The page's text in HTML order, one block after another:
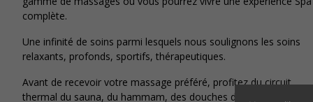
complète.
Une infinité de soins parmi lesquels nous soulignons les soins
relaxants, profonds, sportifs, thérapeutiques.
Avant de recevoir votre massage préféré, profitez du circuit
thermal du sauna, du hammam, des douches d'hydrothérapie,